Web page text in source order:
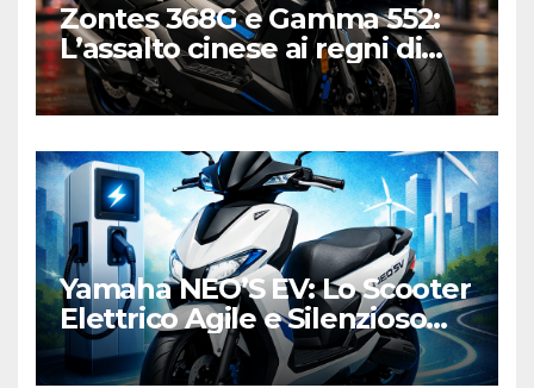
Zontes 368G e Gamma 552:
L’assalto cinese ai regni di
Honda e Yamaha
Yamaha NEO’S EV: Lo Scooter
Elettrico Agile e Silenzioso
per la Città